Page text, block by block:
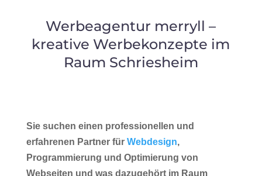
Werbeagentur merryll –
kreative Werbekonzepte im
Raum Schriesheim
Sie suchen einen professionellen und
erfahrenen Partner für Webdesign,
Programmierung und Optimierung von
Webseiten und was dazugehört im Raum